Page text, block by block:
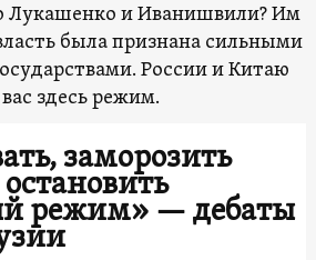
Лукашенко и Иванишвили? Им
была признана сильными
России и Китаю
здесь режим.
заморозить
режим» — дебаты